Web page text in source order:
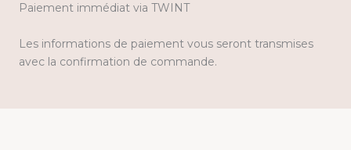
Paiement immédiat via TWINT
Les informations de paiement vous seront transmises
avec la confirmation de commande.